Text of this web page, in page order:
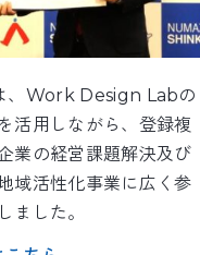
、Work Design Labの
活用しながら、登録複
業の経営課題解決及び
域活性化事業に広く参
ました。